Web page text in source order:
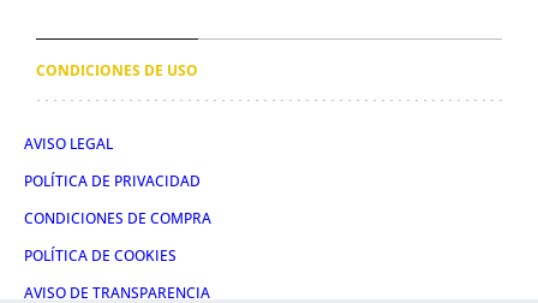
CONDICIONES DE USO
AVISO LEGAL
POLÍTICA DE PRIVACIDAD
CONDICIONES DE COMPRA
POLÍTICA DE COOKIES
AVISO DE TRANSPARENCIA